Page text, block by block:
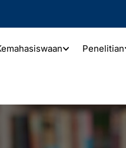
Penelitian